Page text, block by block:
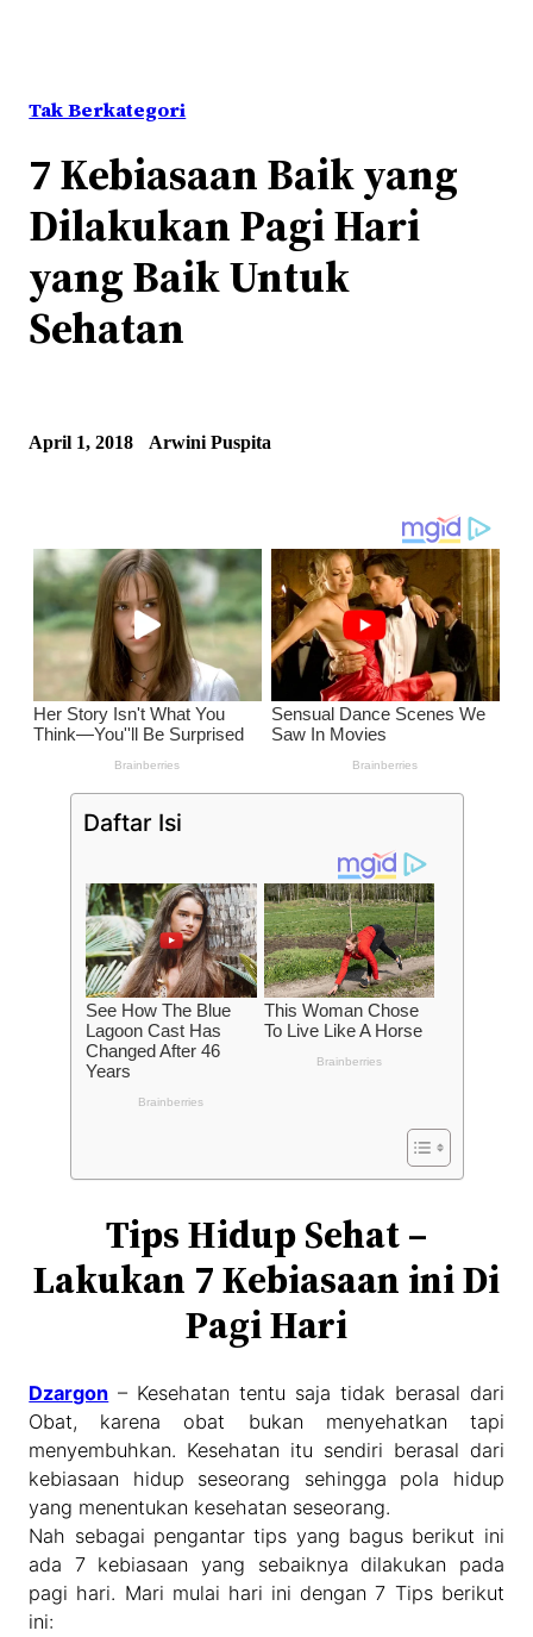
Tak Berkategori
7 Kebiasaan Baik yang
Dilakukan Pagi Hari
yang Baik Untuk
Sehatan
April 1, 2018 Arwini Puspita
Daftar Isi
Tips Hidup Sehat –
Lakukan 7 Kebiasaan ini Di
Pagi Hari
Dzargon – Kesehatan tentu saja tidak berasal dari
Obat, karena obat bukan menyehatkan tapi
menyembuhkan. Kesehatan itu sendiri berasal dari
kebiasaan hidup seseorang sehingga pola hidup
yang menentukan kesehatan seseorang.
Nah sebagai pengantar tips yang bagus berikut ini
ada 7 kebiasaan yang sebaiknya dilakukan pada
pagi hari. Mari mulai hari ini dengan 7 Tips berikut
ini: